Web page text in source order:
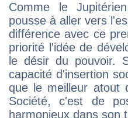
Comme le
pousse à aller vers
différence avec ce
priorité l'idée de
le désir du pouvoir.
capacité d'insertion
que le meilleur atout
Société, c'est de
harmonieux dans son